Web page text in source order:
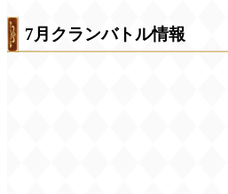
7月クランバトル情報